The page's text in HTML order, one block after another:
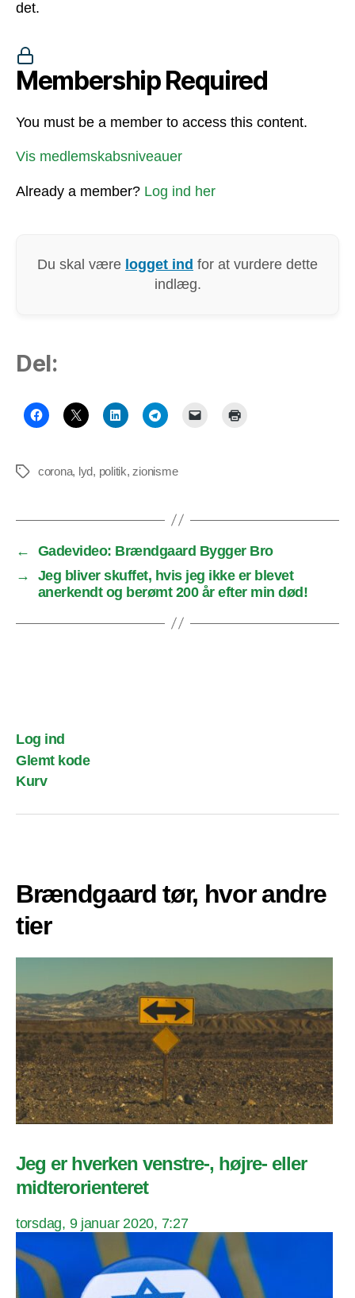
det.
Membership Required
You must be a member to access this content.
Vis medlemskabsniveauer
Already a member? Log ind her
Du skal være logget ind for at vurdere dette
indlæg.
Del:
Tagscorona, lyd, politik, zionisme
←
Gadevideo: Brændgaard Bygger Bro
→
Jeg bliver skuffet, hvis jeg ikke er blevet
anerkendt og berømt 200 år efter min død!
Log ind
Glemt kode
Kurv
Brændgaard tør, hvor andre
tier
Jeg er hverken venstre-, højre- eller
midterorienteret
torsdag, 9 januar 2020, 7:27